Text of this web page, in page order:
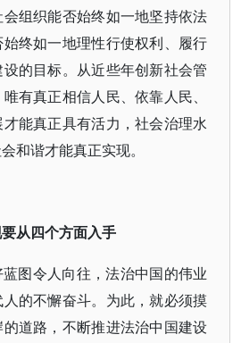
组织能否始终如一地坚持依法
终如一地理性行使权利、履行
的目标。从近些年创新社会管
有真正相信人民、依靠人民、
能真正具有活力，社会治理水
和谐才能真正实现。
从四个方面入手
图令人向往，法治中国的伟业
的不懈奋斗。为此，就必须摸
道路，不断推进法治中国建设